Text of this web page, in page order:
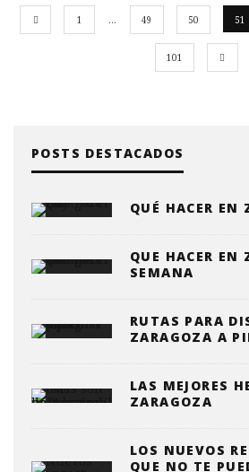
1 … 49 50 51
101
POSTS DESTACADOS
QUÉ HACER EN
QUE HACER EN
SEMANA
RUTAS PARA
ZARAGOZA A
LAS MEJORES
ZARAGOZA
LOS NUEVOS
QUE NO TE